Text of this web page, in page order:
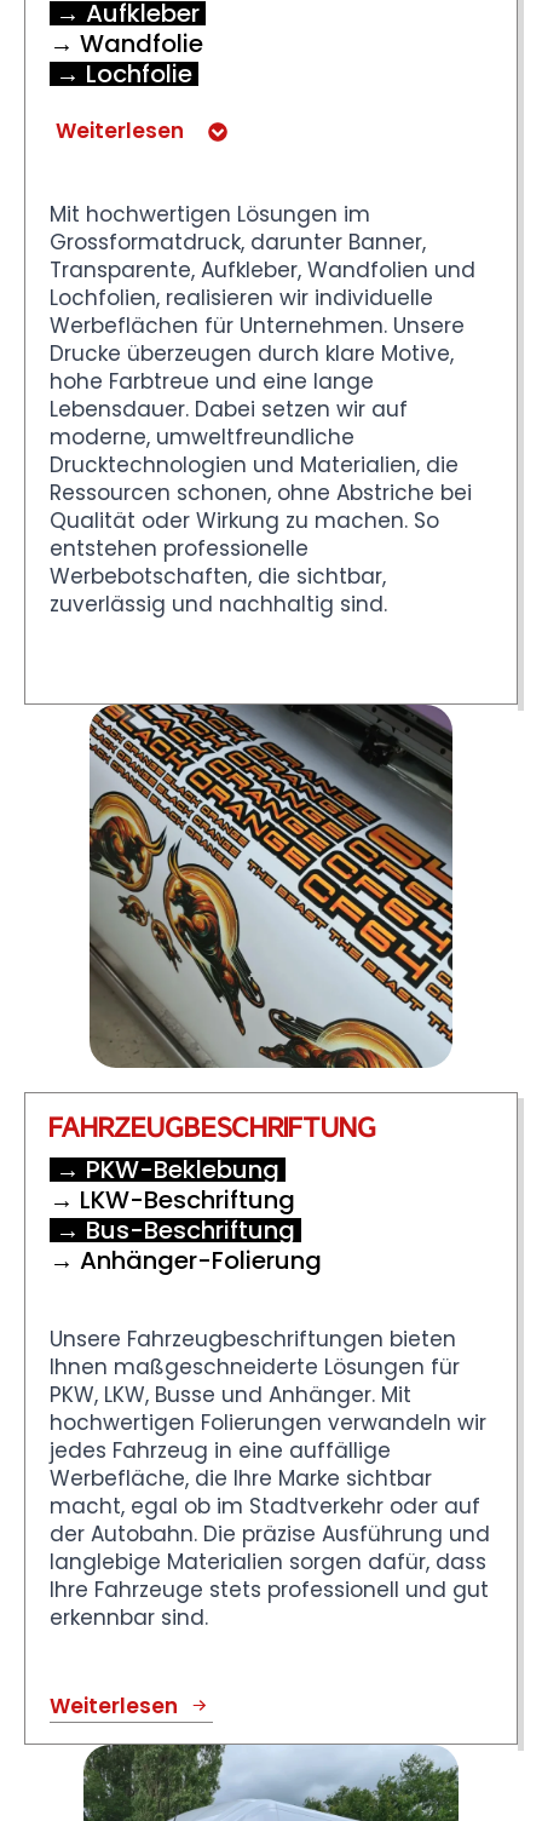
→ Aufkleber
→ Wandfolie
→ Lochfolie
Weiterlesen
Mit hochwertigen Lösungen im
Grossformatdruck, darunter Banner,
Transparente, Aufkleber, Wandfolien und
Lochfolien, realisieren wir individuelle
Werbeflächen für Unternehmen. Unsere
Drucke überzeugen durch klare Motive,
hohe Farbtreue und eine lange
Lebensdauer. Dabei setzen wir auf
moderne, umweltfreundliche
Drucktechnologien und Materialien, die
Ressourcen schonen, ohne Abstriche bei
Qualität oder Wirkung zu machen. So
entstehen professionelle
Werbebotschaften, die sichtbar,
zuverlässig und nachhaltig sind.
FAHRZEUGBESCHRIFTUNG
→ PKW-Beklebung
→ LKW-Beschriftung
→ Bus-Beschriftung
→ Anhänger-Folierung
Unsere Fahrzeugbeschriftungen bieten
Ihnen maßgeschneiderte Lösungen für
PKW, LKW, Busse und Anhänger. Mit
hochwertigen Folierungen verwandeln wir
jedes Fahrzeug in eine auffällige
Werbefläche, die Ihre Marke sichtbar
macht, egal ob im Stadtverkehr oder auf
der Autobahn. Die präzise Ausführung und
langlebige Materialien sorgen dafür, dass
Ihre Fahrzeuge stets professionell und gut
erkennbar sind.
Weiterlesen